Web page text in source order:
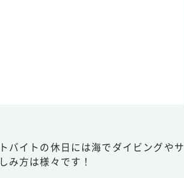
バイトの休日には海でダイビングやサ
み方は様々です！